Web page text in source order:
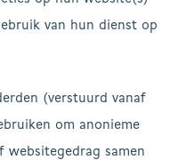
van hun dienst op
(verstuurd vanaf
om anonieme
samen